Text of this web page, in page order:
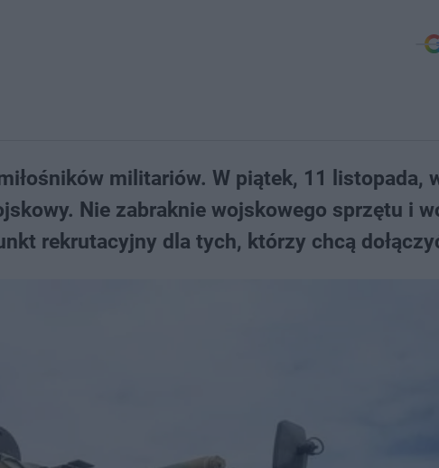
militariów. W piątek, 11 listopada,
Nie zabraknie wojskowego sprzętu i
rekrutacyjny dla tych, którzy chcą